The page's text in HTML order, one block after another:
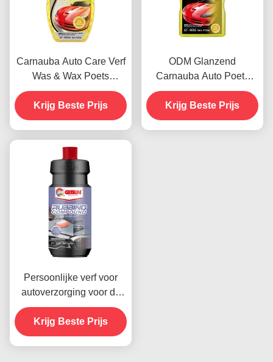
Carnauba Auto Care Verf
Was & Wax Poets
Agenten 500 ml OEM
Krijg Beste Prijs
ODM Glanzend
Carnauba Auto Poets
Wassen Automotive Verf
Krijg Beste Prijs
Persoonlijke verf voor
autoverzorging voor de
voorruit Automobiele
wrijving Compound 1000
ruwe lakken
Krijg Beste Prijs